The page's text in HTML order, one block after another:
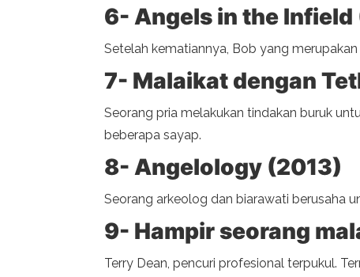
6- Angels in the
Setelah kematiannya, Bob yang
7- Malaikat dengan
Seorang pria melakukan tindakan buruk
beberapa sayap.
8- Angelology (2013)
Seorang arkeolog dan biarawati berusaha
9- Hampir seorang
Terry Dean, pencuri profesional terpukul.